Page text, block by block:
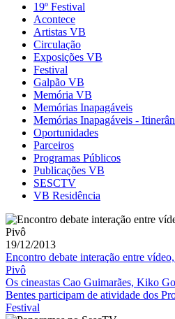
19º Festival
Acontece
Artistas VB
Circulação
Exposições VB
Festival
Galpão VB
Memória VB
Memórias Inapagáveis
Memórias Inapagáveis -
Oportunidades
Parceiros
Programas Públicos
Publicações VB
SESCTV
VB Residência
19/12/2013
Encontro debate interação entre
Pivô
Os cineastas Cao Guimarães, Kiko
Bentes participam de atividade dos
Festival